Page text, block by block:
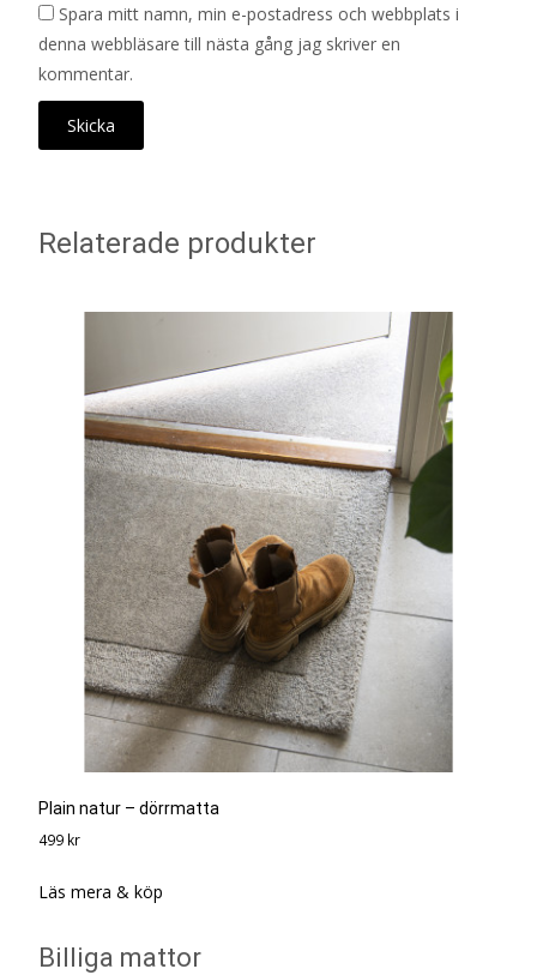
Spara mitt namn, min e-postadress och webbplats i
denna webbläsare till nästa gång jag skriver en
kommentar.
Relaterade produkter
Plain natur – dörrmatta
499 kr
Läs mera & köp
Billiga mattor